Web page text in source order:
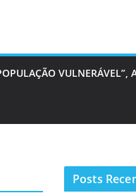
Posts